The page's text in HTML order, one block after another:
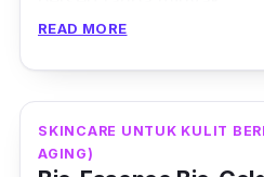
Bila dah pakai mask, kulit
READ MORE
SKINCARE UNTUK KULIT
AGING)